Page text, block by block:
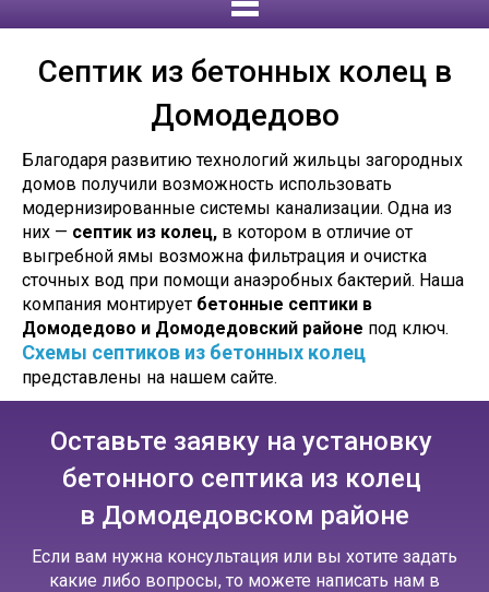
Септик из бетонных колец в
Домодедово
Благодаря развитию технологий жильцы загородных
домов получили возможность использовать
модернизированные системы канализации. Одна из
них — септик из колец, в котором в отличие от
выгребной ямы возможна фильтрация и очистка
сточных вод при помощи анаэробных бактерий. Наша
компания монтирует бетонные септики в
Домодедово и Домодедовский районе под ключ.
Схемы септиков из бетонных колец
представлены на нашем сайте.
Оставьте заявку на установку
бетонного септика из колец
в Домодедовском районе
Если вам нужна консультация или вы хотите задать
какие либо вопросы, то можете написать нам в